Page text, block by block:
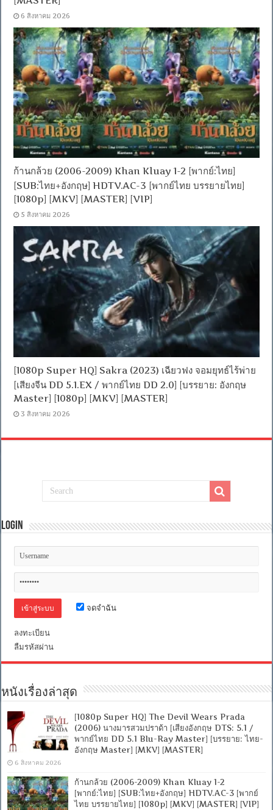
6 สิงหาคม 2026
ก้านกล้วย (2006-2009) Khan Kluay 1-2 [พากย์:ไทย]
[SUB:ไทย+อังกฤษ] HDTV.AC-3 [พากย์ไทย บรรยายไทย]
[1080p] [MKV] [MASTER] [VIP]
5 สิงหาคม 2026
[1080p Super HQ] Sakra (2023) เฉียวฟง จอมยุทธ์ไร้พ่าย
[เสียงจีน DD 5.1.EX / พากย์ไทย DD 2.0] [บรรยาย: อังกฤษ
Master] [1080p] [MKV] [MASTER]
3 สิงหาคม 2026
Login
จดจำฉัน
ลงทะเบียน
ลืมรหัสผ่าน
หนังเรื่องล่าสุด
[1080p Super HQ] The Devil Wears Prada
(2006) นางมารสวมปราด้า [เสียงอังกฤษ DTS: 5.1 /
พากย์ไทย DD 5.1 Blu-Ray Master] [บรรยาย: ไทย-
อังกฤษ Master] [MKV] [MASTER]
6 สิงหาคม 2026
ก้านกล้วย (2006-2009) Khan Kluay 1-2
[พากย์:ไทย] [SUB:ไทย+อังกฤษ] HDTV.AC-3 [พากย์
ไทย บรรยายไทย] [1080p] [MKV] [MASTER] [VIP]